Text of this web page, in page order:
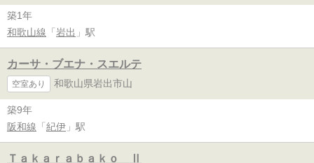
築1年
和歌山線 「 岩出 」駅
カーサ・ブエナ・スエルテ
空室あり 和歌山県岩出市山
築9年
阪和線 「 紀伊 」駅
Ｔａｋａｒａｂａｋｏ Ⅱ